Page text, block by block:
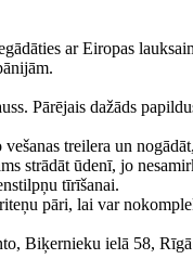
ar Eiropas
Pārējais dažāds
treilera un
strādāt ūdenī, jo
tīrīšanai.
pāri, lai var
Biķernieku ielā 58, Rīgā